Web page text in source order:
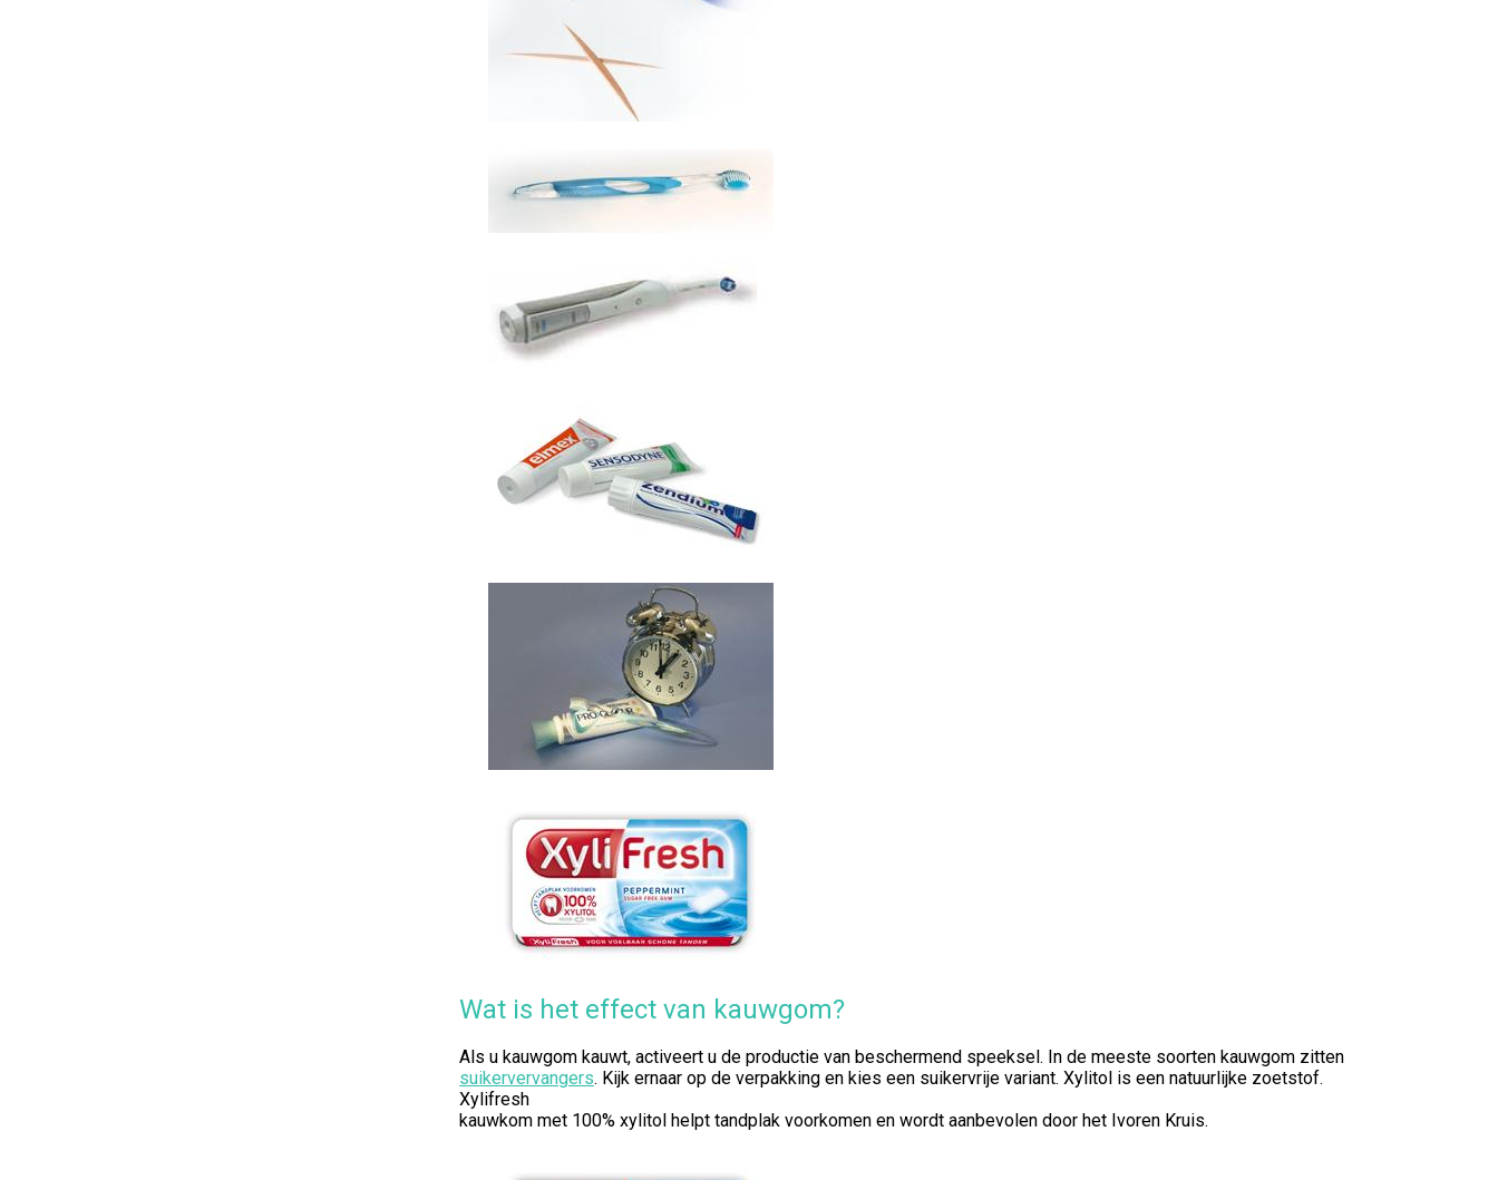
Wat is het effect van kauwgom?
Als u kauwgom kauwt, activeert u de productie van beschermend speeksel. In de meeste soorten kauwgom zitten
suikervervangers. Kijk ernaar op de verpakking en kies een suikervrije variant. Xylitol is een natuurlijke zoetstof.
Xylifresh
kauwkom met 100% xylitol helpt tandplak voorkomen en wordt aanbevolen door het Ivoren Kruis.